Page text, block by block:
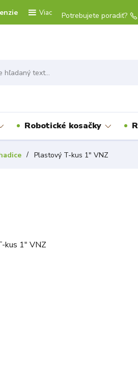
Viac Potrebujete poradiť?
Robotické kosačky
Plastový T-kus 1" VNZ